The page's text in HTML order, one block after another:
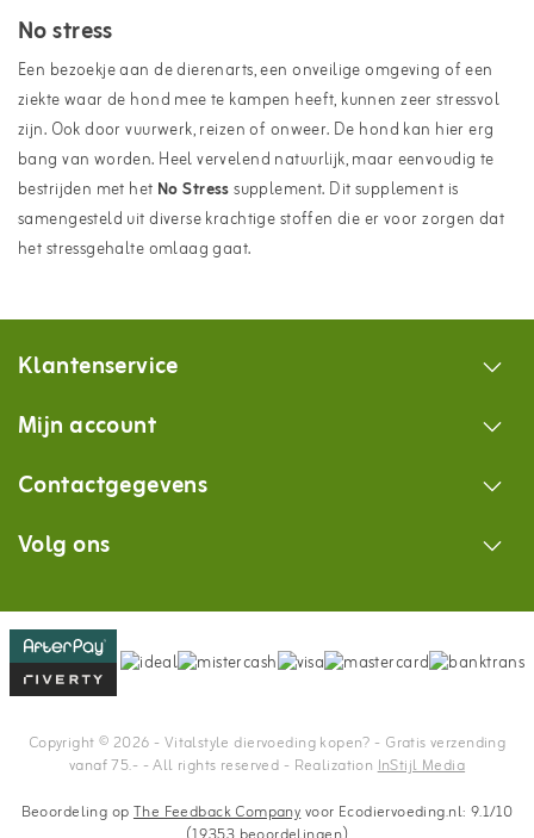
No stress
Een bezoekje aan de dierenarts, een onveilige omgeving of een
ziekte waar de hond mee te kampen heeft, kunnen zeer stressvol
zijn. Ook door vuurwerk, reizen of onweer. De hond kan hier erg
bang van worden. Heel vervelend natuurlijk, maar eenvoudig te
bestrijden met het No Stresssupplement. Dit supplement is
samengesteld uit diverse krachtige stoffen die er voor zorgen dat
het stressgehalte omlaag gaat.
Klantenservice
Mijn account
Contactgegevens
Volg ons
Copyright © 2026 - Vitalstyle diervoeding kopen? - Gratis verzending
vanaf 75.- - All rights reserved - RealizationInStijl Media
Beoordeling opThe Feedback Companyvoor Ecodiervoeding.nl: 9.1/10